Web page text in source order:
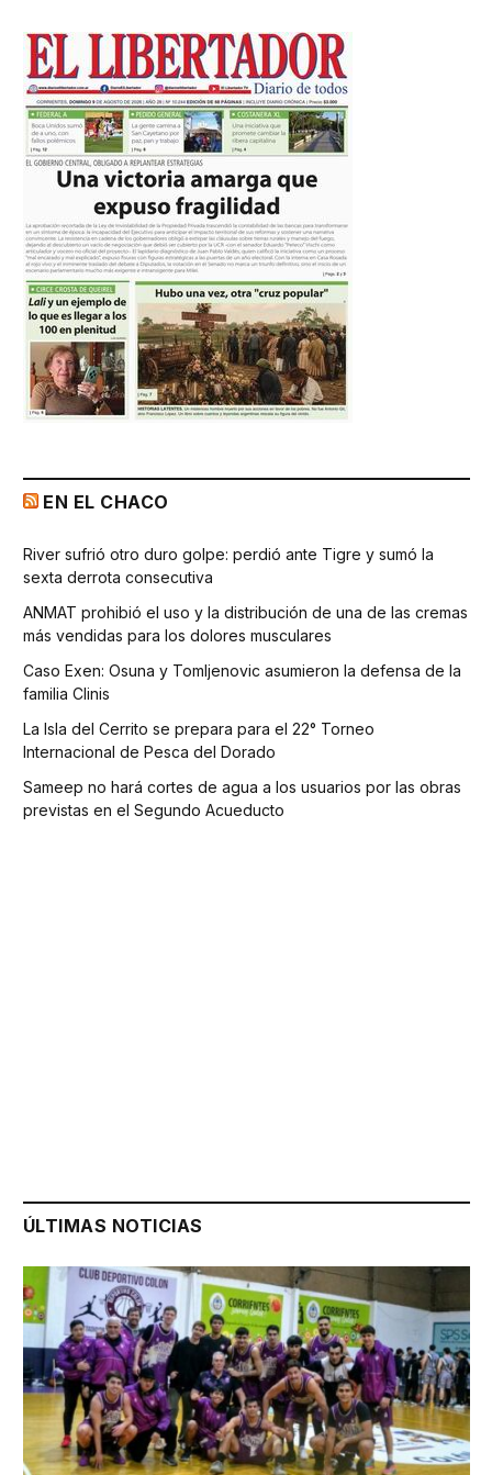
EN EL CHACO
River sufrió otro duro golpe: perdió ante Tigre y sumó la
sexta derrota consecutiva
ANMAT prohibió el uso y la distribución de una de las cremas
más vendidas para los dolores musculares
Caso Exen: Osuna y Tomljenovic asumieron la defensa de la
familia Clinis
La Isla del Cerrito se prepara para el 22° Torneo
Internacional de Pesca del Dorado
Sameep no hará cortes de agua a los usuarios por las obras
previstas en el Segundo Acueducto
ÚLTIMAS NOTICIAS